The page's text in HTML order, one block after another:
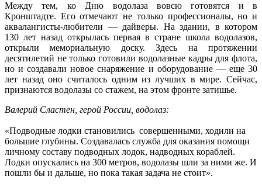
Между тем, ко Дню водолаза вовсю готовятся и в
Кронштадте. Его отмечают не только профессионалы, но и
аквалангисты-любители — дайверы. На здании, в котором
130 лет назад открылась первая в стране школа водолазов,
открыли мемориальную доску. Здесь на протяжении
десятилетий не только готовили водолазные кадры для флота,
но и создавали новое снаряжение и оборудование — еще 30
лет назад оно считалось одним из лучших в мире. Сейчас,
признаются водолазы со стажем, на этом фронте затишье.
Валерий Сластен, герой России, водолаз:
«Подводные лодки становились совершенными, ходили на
большие глубины. Создавалась служба для оказания помощи
личному составу подводных лодок, надводных кораблей.
Лодки опускались на 300 метров, водолазы шли за ними же. И
пошли бы и дальше, но пока такая задача не стоит».